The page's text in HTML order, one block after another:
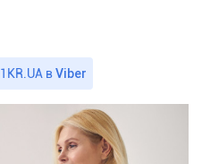
1KR.UA вViber